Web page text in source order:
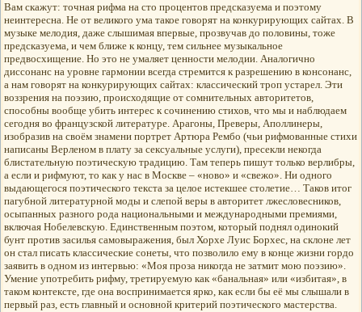
Вам скажут: точная рифма на сто процентов предсказуема и поэтому
неинтересна. Не от великого ума такое говорят на конкурирующих сайтах. В
музыке мелодия, даже слышимая впервые, прозвучав до половины, тоже
предсказуема, и чем ближе к концу, тем сильнее музыкальное
предвосхищение. Но это не умаляет ценности мелодии. Аналогично
диссонанс на уровне гармонии всегда стремится к разрешению в консонанс,
а нам говорят на конкурирующих сайтах: классический троп устарел. Эти
воззрения на поэзию, происходящие от сомнительных авторитетов,
способны вообще убить интерес к сочинению стихов, что мы и наблюдаем
сегодня во французской литературе. Арагоны, Преверы, Аполлинеры,
изобразив на своём знамени портрет Артюра Рембо (чьи рифмованные стихи
написаны Верленом в плату за сексуальные услуги), пресекли некогда
блистательную поэтическую традицию. Там теперь пишут только верлибры,
а если и рифмуют, то как у нас в Москве – «ново» и «свежо». Ни одного
выдающегося поэтического текста за целое истекшее столетие… Таков итог
пагубной литературной моды и слепой веры в авторитет лжесловесников,
осыпанных разного рода национальными и международными премиями,
включая Нобелевскую. Единственным поэтом, который поднял одинокий
бунт против засилья самовыражения, был Хорхе Луис Борхес, на склоне лет
он стал писать классические сонеты, что позволило ему в конце жизни гордо
заявить в одном из интервью: «Моя проза никогда не затмит мою поэзию».
Умение употребить рифму, третируемую как «банальная» или «избитая», в
таком контексте, где она воспринимается ярко, как если бы её мы слышали в
первый раз, есть главный и основной критерий поэтического мастерства.